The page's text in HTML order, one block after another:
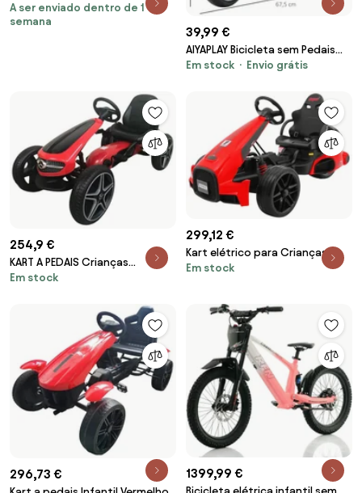
pneumáticos vermelho
A ser enviado dentro de 1
semana
39,99 €
AIYAPLAY Bicicleta sem Pedais
para Crianças de 18-36 Meses
Em stock Envio grátis
254,9 €
KART A PEDAIS Crianças
MERCEDES Vermelho
Em stock
299,12 €
Kart elétrico para Crianças 3
Rodas 12V XR-1 Rodas Espuma
Em stock
296,73 € 1399,99 €